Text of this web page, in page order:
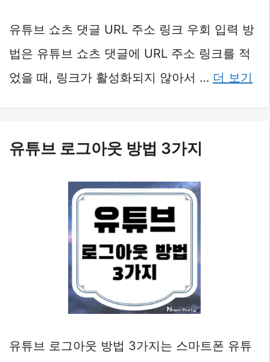
유튜브 쇼츠 댓글 URL 주소 링크 우회 입력 방
법은 유튜브 쇼츠 댓글에 URL 주소 링크를 적
었을 때, 링크가 활성화되지 않아서 … 더 보기
유튜브 로그아웃 방법 3가지
유튜브 로그아웃 방법 3가지는 스마트폰 유튜